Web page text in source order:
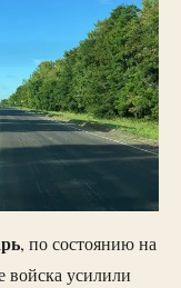
, по состоянию на
войска усилили